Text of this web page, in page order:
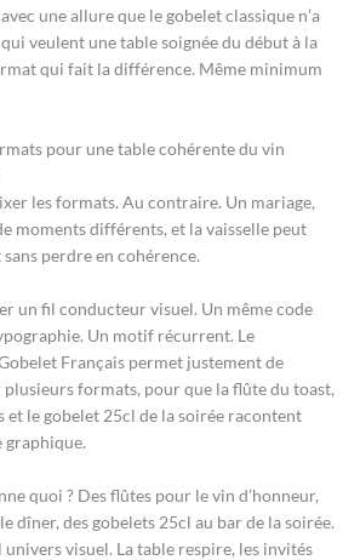
une allure que le gobelet classique n’a
veulent une table soignée du début à la
qui fait la différence. Même minimum
pour une table cohérente du vin
les formats. Au contraire. Un mariage,
moments différents, et la vaisselle peut
perdre en cohérence.
un fil conducteur visuel. Un même code
Un motif récurrent. Le
Français permet justement de
formats, pour que la flûte du toast,
et le gobelet 25cl de la soirée racontent
graphique.
quoi ? Des flûtes pour le vin d’honneur,
dîner, des gobelets 25cl au bar de la soirée.
visuel. La table respire, les invités